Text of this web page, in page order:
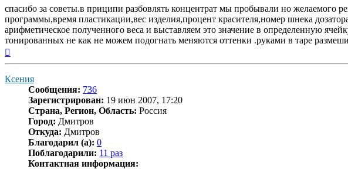
спасибо за советы.в приципи разбовлять концентрат мы пробывали но желаемого
программы,время пластикации,вес изделия,процент красителя,номер шнека
арифметическое полученного веса и выставляем это значение в определенную
тонированных не как не можем подогнать меняются оттенки .руками в таре
Ксения
Сообщения: 736
Зарегистрирован: 19 июн 2007, 17:20
Страна, Регион, Область: Россия
Город: Дмитров
Откуда: Дмитров
Благодарил (а): 0
Поблагодарили: 11 раз
Контактная информация: